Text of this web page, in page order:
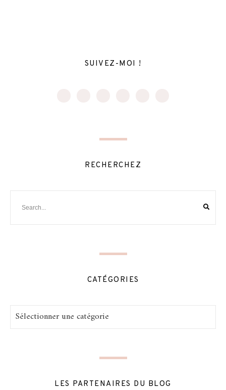
SUIVEZ-MOI !
RECHERCHEZ
CATÉGORIES
Catégories
LES PARTENAIRES DU BLOG